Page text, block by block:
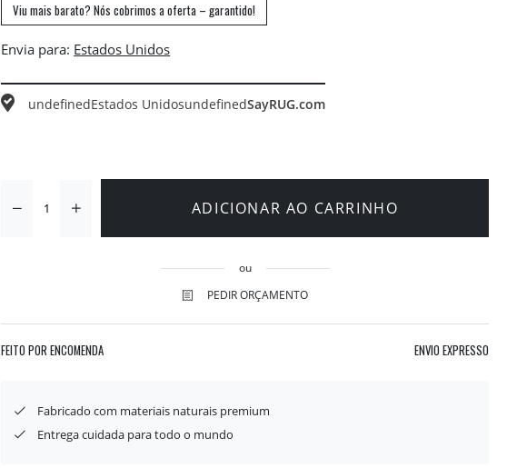
Viu mais barato? Nós cobrimos a oferta – garantido!
Envia para:
undefinedEstados UnidosundefinedSayRUG.com
ADICIONAR AO CARRINHO
ou
PEDIR ORÇAMENTO
FEITO POR ENCOMENDA ENVIO EXPRESSO
Fabricado com materiais naturais premium
Entrega cuidada para todo o mundo